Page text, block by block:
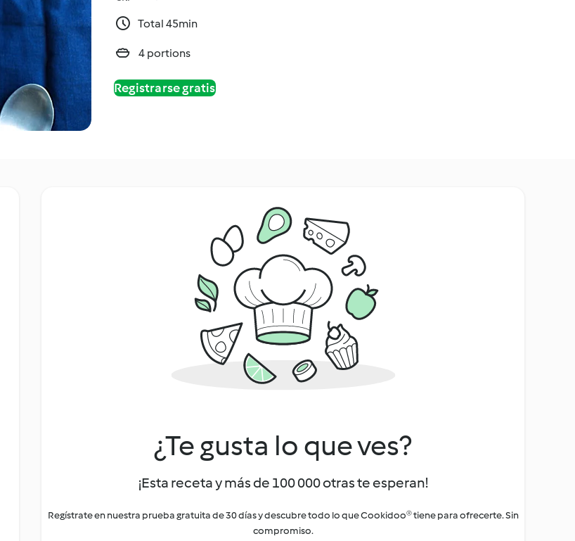
Total 45min
4 portions
Registrarse gratis
¿Te gusta lo que ves?
¡Esta receta y más de 100 000 otras te esperan!
Regístrate en nuestra prueba gratuita de 30 días y descubre todo lo que Cookidoo® tiene para ofrecerte. Sin
compromiso.